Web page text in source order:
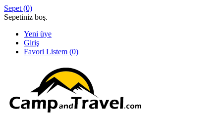
Sepet (0)
Sepetiniz boş.
Yeni üye
Giriş
Favori Listem (0)